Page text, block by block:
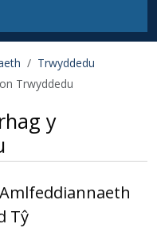
Trwyddedu
Trwyddedu
y
Tŷ